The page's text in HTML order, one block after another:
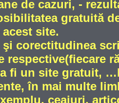
de cazuri, -
gratuită
site.
corectitudinea
respective(fiecare
fi un site gratuit,
în mai multe
ceaiuri,